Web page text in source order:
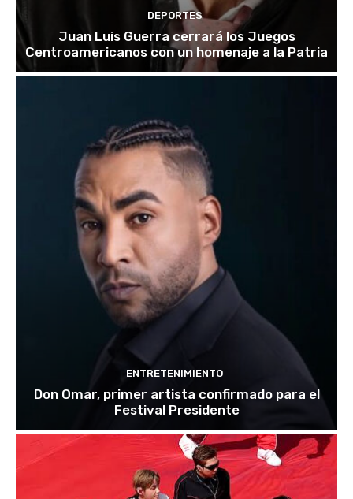
DEPORTES
Juan Luis Guerra cerrará los Juegos
Centroamericanos con un homenaje a la Patria
ENTRETENIMIENTO
Don Omar, primer artista confirmado para el
Festival Presidente